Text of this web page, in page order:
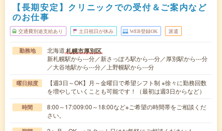
【長期安定】クリニックでの受付＆ご案内など
のお仕事
交通費別途支給あり 土日祝日が休み WEB登録OK 派遣
勤務地 北海道札幌市厚別区
新札幌駅から---分／新さっぽろ駅から---分／厚別駅から---分
／大谷地駅から---分／上野幌駅から---分
曜日頻度
【週3日～OK】月～金曜日で希望シフト制 ※徐々に勤務回数
を増やしていくことも可能です！（最初は週3日からなど）
時間
8:00～17:009:00～18:00など※ご希望の時間帯をご相談くだ
さい。